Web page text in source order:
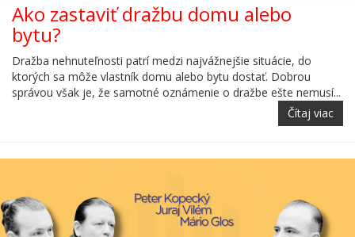
Ako zastaviť dražbu domu alebo
bytu?
Dražba nehnuteľnosti patrí medzi najvážnejšie situácie, do
ktorých sa môže vlastník domu alebo bytu dostať. Dobrou
správou však je, že samotné oznámenie o dražbe ešte nemusí...
Čítaj viac